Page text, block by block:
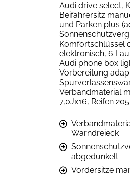
Audi drive select,
Beifahrersitz
und Parken plus
Komfortschlüssel
elektronisch, 6
Audi phone box
Vorbereitung
Verbandmaterial
7,0Jx16, Reifen
Warndreieck
abgedunkelt
Vordersitze